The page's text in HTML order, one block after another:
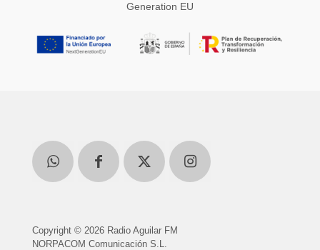
Generation EU
Copyright © 2026 Radio Aguilar FM
NORPACOM Comunicación S.L.